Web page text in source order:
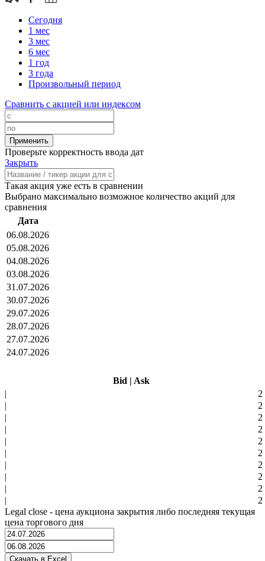
Сегодня
1 мес
3 мес
6 мес
1 год
3 года
Произвольный период
Сравнить с акцией или индексом
Проверьте корректность ввода дат
Закрыть
Такая акция уже есть в сравнении
Выбрано максимально возможное количество акций для
сравнения
Дата
06.08.2026
05.08.2026
04.08.2026
03.08.2026
31.07.2026
30.07.2026
29.07.2026
28.07.2026
27.07.2026
24.07.2026
Bid | Ask
|
2
|
2
|
2
|
2
|
2
|
2
|
2
|
2
|
2
|
2
Legal close - цена аукциона закрытия либо последняя текущая
цена торгового дня